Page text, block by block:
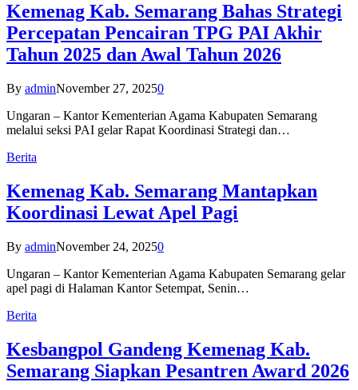
Kemenag Kab. Semarang Bahas Strategi
Percepatan Pencairan TPG PAI Akhir
Tahun 2025 dan Awal Tahun 2026
By adminNovember 27, 20250
Ungaran – Kantor Kementerian Agama Kabupaten Semarang
melalui seksi PAI gelar Rapat Koordinasi Strategi dan…
Berita
Kemenag Kab. Semarang Mantapkan
Koordinasi Lewat Apel Pagi
By adminNovember 24, 20250
Ungaran – Kantor Kementerian Agama Kabupaten Semarang gelar
apel pagi di Halaman Kantor Setempat, Senin…
Berita
Kesbangpol Gandeng Kemenag Kab.
Semarang Siapkan Pesantren Award 2026